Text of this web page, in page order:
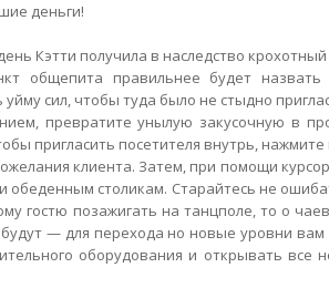
деньги!
Кэтти получила в наследство
общепита правильнее будет
сил, чтобы туда было не стыдно
превратите унылую закусочную в
пригласить посетителя внутрь,
клиента. Затем, при помощи
обеденным столикам. Старайтесь не
гостю позажигать на танцполе, то о
— для перехода но новые уровни вам
оборудования и открывать все